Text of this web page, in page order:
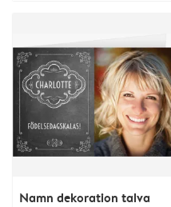
Namn dekoration talva